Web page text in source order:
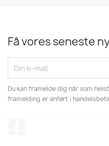
Få vores seneste
Du kan framelde dig når som
framelding er anført i